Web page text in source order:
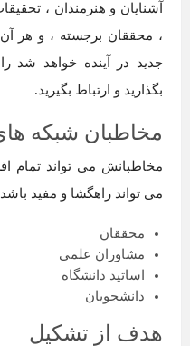
آشنایان و هنرمندان ،
، محققان برجسته ، و هر
جدید در آینده خواهد شد
بگذارید و ارتباط بگیرید.
مخاطبان شبکه
مخاطبانش می تواند تمام
می تواند راهگشا و مفید
محققان
مشاوران علمی
اساتید دانشگاه
دانشجویان
هدف از تشکیل